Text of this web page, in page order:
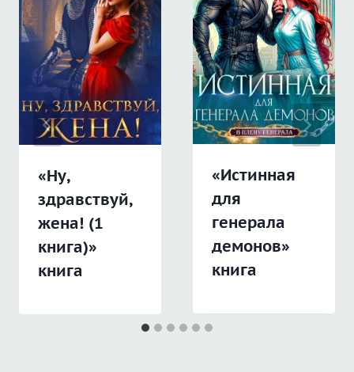
«Ну,
здравствуй,
жена! (1
книга)»
книга
«Истинная
для
генерала
демонов»
книга